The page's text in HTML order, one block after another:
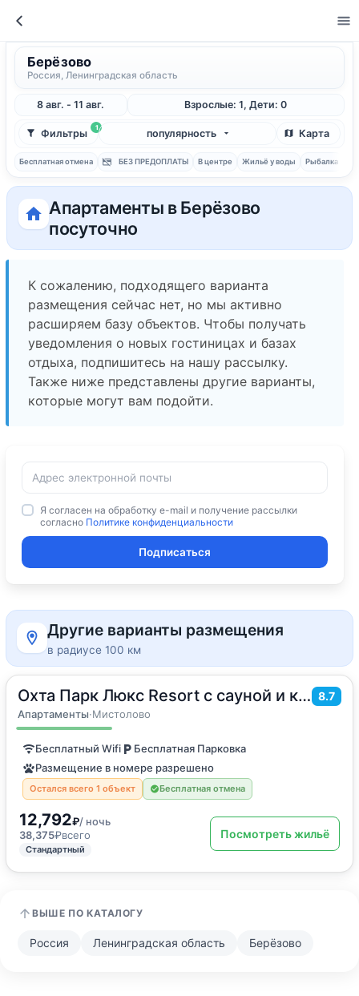
Берёзово
Россия, Ленинградская область
8 авг. - 11 авг. Взрослые: 1, Дети: 0
1
Фильтры популярность Карта
Бесплатная отмена БЕЗ ПРЕДОПЛАТЫ В центре Жильё у воды Рыбалка
Апартаменты в Берёзово
посуточно
К сожалению, подходящего варианта
размещения сейчас нет, но мы активно
расширяем базу объектов. Чтобы получать
уведомления о новых гостиницах и базах
отдыха, подпишитесь на нашу рассылку.
Также ниже представлены другие варианты,
которые могут вам подойти.
Я согласен на обработку e-mail и получение рассылки
согласно Политике конфиденциальности
Подписаться
Другие варианты размещения
в радиусе 100 км
Охта Парк Люкс Resort с сауной и камином 8.7
Апартаменты·Мистолово
49м2
4 гостя
Бесплатный Wifi
Бесплатная Парковка
Размещение в номере разрешено
Остался всего 1 объект Бесплатная отмена
12,792₽/ ночь
38,375₽всего
Стандартный
Посмотреть жильё
ВЫШЕ ПО КАТАЛОГУ
Россия Ленинградская область Берёзово